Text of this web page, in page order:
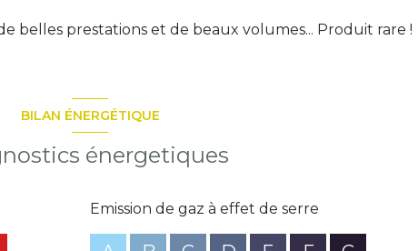
belles prestations et de beaux volumes... Produit rare !
BILAN ÉNERGÉTIQUE
énergetiques
Emission de gaz à effet de serre